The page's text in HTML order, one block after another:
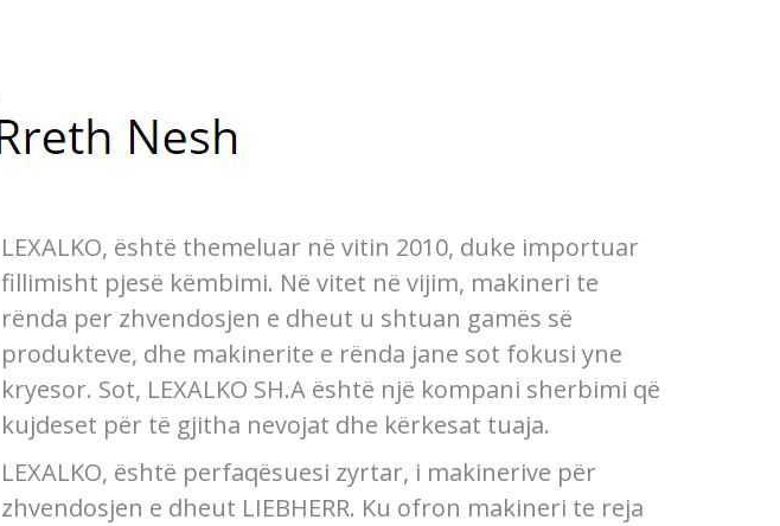
LEXALKO, është themeluar në vitin 2010, duke importuar
fillimisht pjesë këmbimi. Në vitet në vijim, makineri te
rënda per zhvendosjen e dheut u shtuan gamës së
produkteve, dhe makinerite e rënda jane sot fokusi yne
kryesor. Sot, LEXALKO SH.A është një kompani sherbimi që
kujdeset për të gjitha nevojat dhe kërkesat tuaja.
LEXALKO, është perfaqësuesi zyrtar, i makinerive për
zhvendosjen e dheut LIEBHERR. Ku ofron makineri te reja